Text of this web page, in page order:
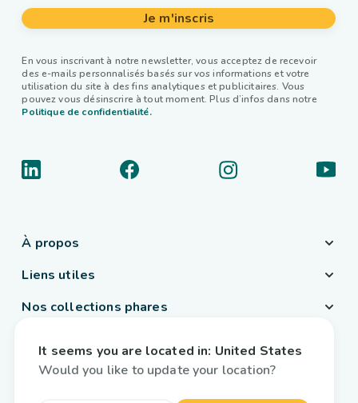
Je m'inscris
En vous inscrivant à notre newsletter, vous acceptez de recevoir
des e-mails personnalisés basés sur vos informations et votre
utilisation du site à des fins analytiques et publicitaires. Vous
pouvez vous désinscrire à tout moment. Plus d’infos dans notre
Politique de confidentialité.
À propos
Liens utiles
Nos collections phares
France / Français
It seems you are located in: United States
Would you like to update your location?